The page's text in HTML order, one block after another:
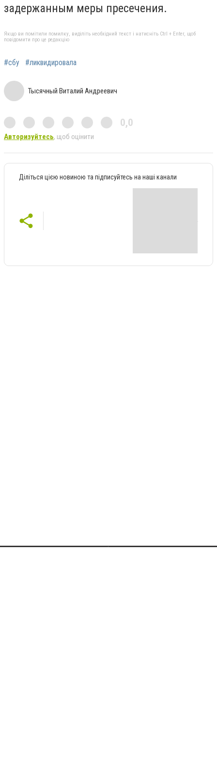
задержанным меры пресечения.
Якщо ви помітили помилку, виділіть необхідний текст і натисніть Ctrl + Enter, щоб
повідомити про це редакцію
#сбу #ликвидировала
Тысячный Виталий Андреевич
0,0
Авторизуйтесь, щоб оцінити
Діліться цією новиною та підписуйтесь на наші канали